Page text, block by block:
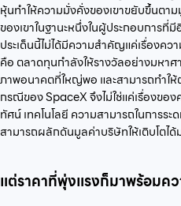
หุ้นทำให้ความมั่งคั่งของเขาขยับขึ้นต
ของเขาในฐานะหนึ่งในผู้ประกอบการ
ประเด็นนี้ไม่ได้มีความสำคัญแค่เรื่องค
คือ ตลาดทุนกำลังให้รางวัลอย่างมหา
ภาพอนาคตที่ใหญ่พอ และสามารถทำใ
กรณีของ SpaceX จึงไม่ใช่แค่เรื่องข
ทัศน์ เทคโนโลยี ความสามารถในการร
สามารถผลักดันมูลค่าบริษัทให้เติบโตได้
แต่ราคาที่พุ่งแรงก็มาพร้อมคว